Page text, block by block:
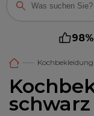
98%
Kochbekleidung